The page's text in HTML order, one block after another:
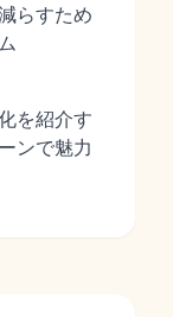
らすため
を紹介す
ンで魅力